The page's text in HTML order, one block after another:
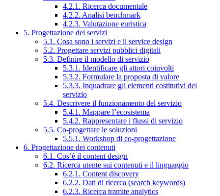
4.2.1. Ricerca documentale
4.2.2. Analisi benchmark
4.2.3. Valutazione euristica
5. Progettazione dei servizi
5.1. Cosa sono i servizi e il service design
5.2. Progettare servizi pubblici digitali
5.3. Definire il modello di servizio
5.3.1. Identificare gli attori coinvolti
5.3.2. Formulare la proposta di valore
5.3.3. Inquadrare gli elementi costitutivi del
servizio
5.4. Descrivere il funzionamento del servizio
5.4.1. Mappare l’ecosistema
5.4.2. Rappresentare i flussi di servizio
5.5. Co-progettare le soluzioni
5.5.1. Workshop di co-progettazione
6. Progettazione dei contenuti
6.1. Cos’è il content design
6.2. Ricerca utente sui contenuti e il linguaggio
6.2.1. Content discovery
6.2.2. Dati di ricerca (search keywords)
6.2.3. Ricerca tramite analytics